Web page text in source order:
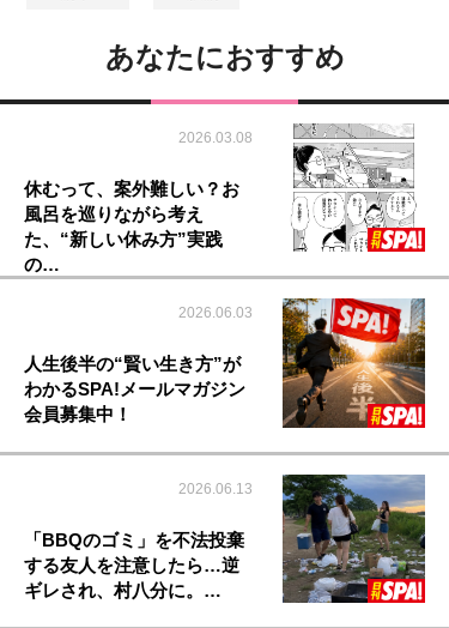
あなたにおすすめ
2026.03.08
休むって、案外難しい？お
風呂を巡りながら考え
た、“新しい休み方”実践
の…
2026.06.03
人生後半の“賢い生き方”が
わかるSPA!メールマガジン
会員募集中！
2026.06.13
「BBQのゴミ」を不法投棄
する友人を注意したら…逆
ギレされ、村八分に。…